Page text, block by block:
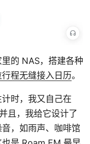
的 NAS，搭建各种
程无缝接入日历。
时，我又自己在
且，我给它设计了
，如雨声、咖啡馆